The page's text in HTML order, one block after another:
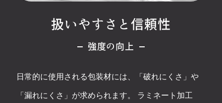
扱いやすさと信頼性
強度の向上
日常的に使用される包装材には、「破れにくさ」や
「漏れにくさ」が求められます。 ラミネート加工